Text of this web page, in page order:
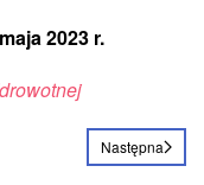
2023 r.
Następna